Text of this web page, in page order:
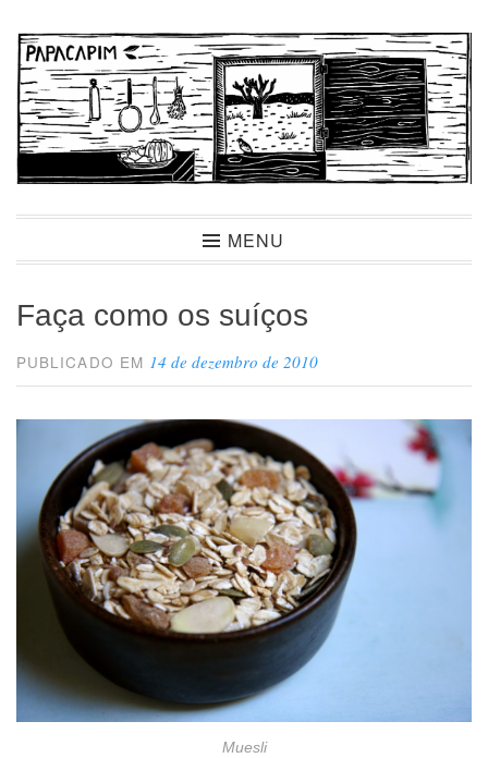
para
conteúdo
PapacapimMENU
Faça como os suíços
PUBLICADO EM 14 de dezembro de 2010
Muesli